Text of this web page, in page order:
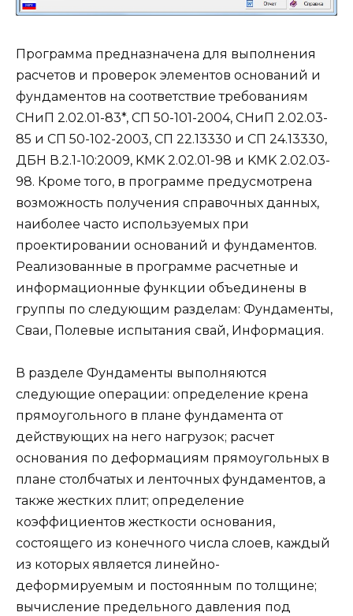
Программа предназначена для выполнения
расчетов и проверок элементов оснований и
фундаментов на соответствие требованиям
СНиП 2.02.01-83*, СП 50-101-2004, СНиП 2.02.03-
85 и СП 50-102-2003, СП 22.13330 и СП 24.13330,
ДБН В.2.1-10:2009, KMK 2.02.01-98 и KMK 2.02.03-
98. Кроме того, в программе предусмотрена
возможность получения справочных данных,
наиболее часто используемых при
проектировании оснований и фундаментов.
Реализованные в программе расчетные и
информационные функции объединены в
группы по следующим разделам: Фундаменты,
Сваи, Полевые испытания свай, Информация.
В разделе Фундаменты выполняются
следующие операции: определение крена
прямоугольного в плане фундамента от
действующих на него нагрузок; расчет
основания по деформациям прямоугольных в
плане столбчатых и ленточных фундаментов, а
также жестких плит; определение
коэффициентов жесткости основания,
состоящего из конечного числа слоев, каждый
из которых является линейно-
деформируемым и постоянным по толщине;
вычисление предельного давления под